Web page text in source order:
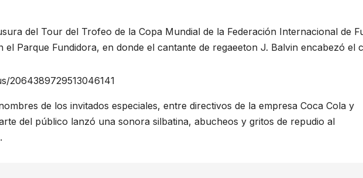
del Tour del Trofeo de la Copa Mundial de la Federación Internacional de
el Parque Fundidora, en donde el cantante de regaeeton J. Balvin encabezó el
2064389729513046141
de los invitados especiales, entre directivos de la empresa Coca Cola y
del público lanzó una sonora silbatina, abucheos y gritos de repudio al